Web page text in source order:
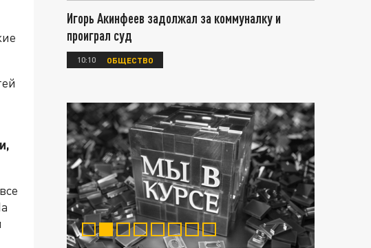
Игорь Акинфеев задолжал за коммуналку и
проиграл суд
10:10 ОБЩЕСТВО